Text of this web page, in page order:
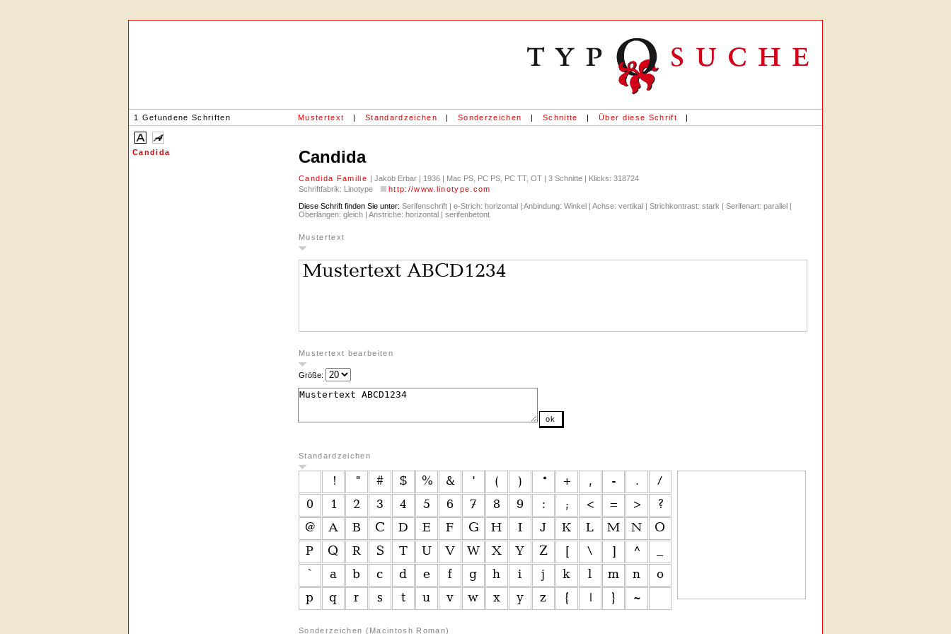
1 Gefundene Schriften Mustertext | Standardzeichen | Sonderzeichen | Schnitte | Über diese Schrift |
Candida Candida
Candida Familie | Jakob Erbar | 1936 | Mac PS, PC PS, PC TT, OT | 3 Schnitte | Klicks: 318724
Schriftfabrik: Linotype
http://www.linotype.com
Diese Schrift finden Sie unter: Serifenschrift | e-Strich: horizontal | Anbindung: Winkel | Achse: vertikal | Strichkontrast: stark | Serifenart: parallel |
Oberlängen: gleich | Anstriche: horizontal | serifenbetont
Mustertext
Mustertext bearbeiten
Größe:
ok
Standardzeichen
Sonderzeichen (Macintosh Roman)